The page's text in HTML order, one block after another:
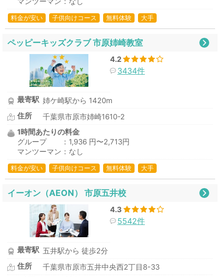
料金が安い 子供向けコース 無料体験 大手
ペッピーキッズクラブ 市原姉崎教室
4.2
3434件
最寄駅 姉ケ崎駅から 1420m
住所
千葉県市原市姉崎1610-2
1時間あたりの料金
グループ ：1,936 円〜2,713円
マンツーマン：なし
料金が安い 子供向けコース 無料体験 大手
イーオン（AEON） 市原五井校
4.3
5542件
最寄駅 五井駅から 徒歩2分
住所
千葉県市原市五井中央西2丁目8-33